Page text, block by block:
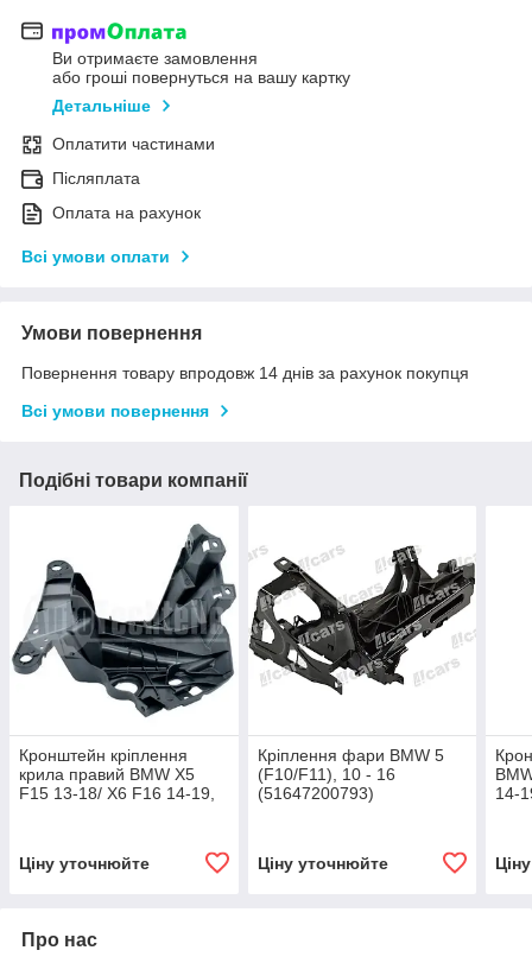
Ви отримаєте замовлення
або гроші повернуться на вашу картку
Детальніше
Оплатити частинами
Післяплата
Оплата на рахунок
Всі умови оплати
Умови повернення
Повернення товару впродовж 14 днів за рахунок покупця
Всі умови повернення
Подібні товари компанії
Кронштейн кріплення
крила правий BMW X5
F15 13-18/ X6 F16 14-19,
Ціну уточнюйте
Кріплення фари BMW 5
(F10/F11), 10 - 16
(51647200793)
Ціну уточнюйте
14-
Про нас